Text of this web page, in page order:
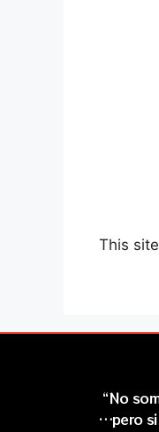
This
“No
…pero si